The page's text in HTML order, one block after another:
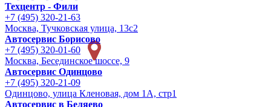
Техцентр - Фили
+7 (495) 320-21-63
Москва, Тучковская улица, 13с2
Автосервис Борисово
+7 (495) 320-01-60
Москва, Бесединское шоссе, 9
Автосервис Одинцово
+7 (495) 320-21-09
Одинцово, улица Кленовая, дом 1А, стр1
Автосервис в Беляево